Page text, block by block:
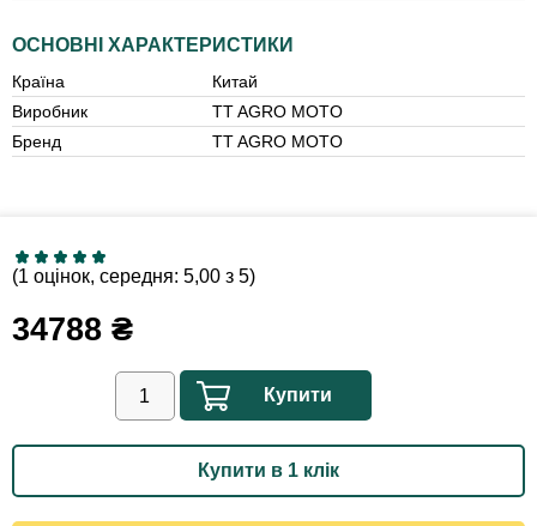
ОСНОВНІ ХАРАКТЕРИСТИКИ
Країна
Китай
Виробник
TT AGRO MOTO
Бренд
TT AGRO MOTO
(1 оцінок, середня: 5,00 з 5)
34788 ₴
Купити
Купити в 1 клік